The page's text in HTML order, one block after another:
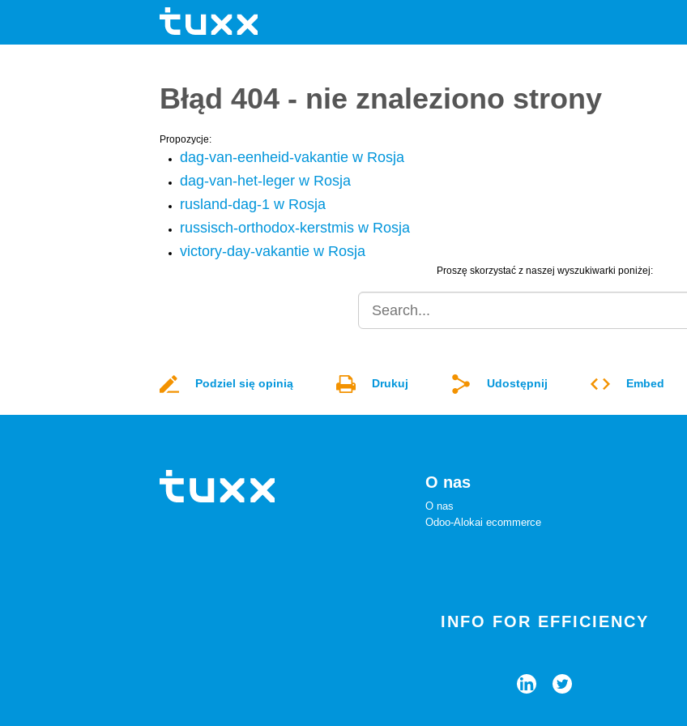
Błąd 404 - nie znaleziono strony
Propozycje:
dag-van-eenheid-vakantie w Rosja
dag-van-het-leger w Rosja
rusland-dag-1 w Rosja
russisch-orthodox-kerstmis w Rosja
victory-day-vakantie w Rosja
Proszę skorzystać z naszej wyszukiwarki poniżej:
Podziel się opinią Drukuj Udostępnij Embed
O nas
O nas
Odoo-Alokai ecommerce
INFO FOR EFFICIENCY